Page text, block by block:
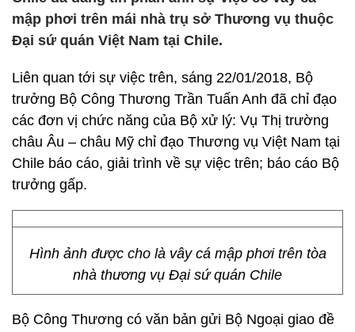
mập phơi trên mái nhà trụ sở Thương vụ thuộc
Đại sứ quán Việt Nam tại Chile.
Liên quan tới sự việc trên, sáng 22/01/2018, Bộ
trưởng Bộ Công Thương Trần Tuấn Anh đã chỉ đạo
các đơn vị chức năng của Bộ xử lý: Vụ Thị trường
châu Âu – châu Mỹ chỉ đạo Thương vụ Việt Nam tại
Chile báo cáo, giải trình về sự việc trên; báo cáo Bộ
trưởng gấp.
Hình ảnh được cho là vây cá mập phơi trên tòa
nhà thương vụ Đại sứ quán Chile
Bộ Công Thương có văn bản gửi Bộ Ngoại giao đề